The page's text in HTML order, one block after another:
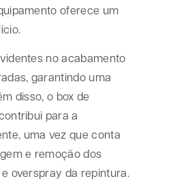
oferece um
no acabamento
garantindo uma
disso, o box de
para a
uma vez que conta
e remoção dos
overspray da repintura.